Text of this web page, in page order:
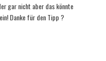
gar nicht aber das könnte
Danke für den Tipp ?